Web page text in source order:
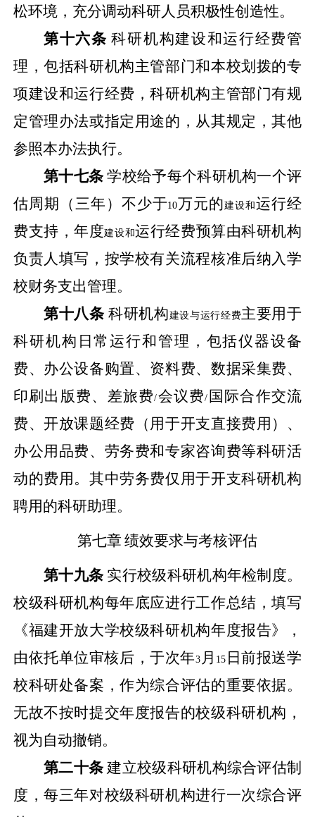
松环境，充分调动科研人员积极性创造性。
第十六条 科研机构建设和运行经费管
理，包括科研机构主管部门和本校划拨的专
项建设和运行经费，科研机构主管部门有规
定管理办法或指定用途的，从其规定，其他
参照本办法执行。
第十七条 学校给予每个科研机构一个评
估周期（三年）不少于10万元的建设和运行经
费支持，年度建设和运行经费预算由科研机构
负责人填写，按学校有关流程核准后纳入学
校财务支出管理。
第十八条 科研机构建设与运行经费主要用于
科研机构日常运行和管理，包括仪器设备
费、办公设备购置、资料费、数据采集费、
印刷出版费、差旅费/会议费/ 国际合作交流
费、开放课题经费（用于开支直接费用）、
办公用品费、劳务费和专家咨询费等科研活
动的费用。其中劳务费仅用于开支科研机构
聘用的科研助理。
第七章绩效要求与考核评估
第十九条 实行校级科研机构年检制度。
校级科研机构每年底应进行工作总结，填写
《福建开放大学校级科研机构年度报告》，
由依托单位审核后，于次年3月 15 日前报送学
校科研处备案，作为综合评估的重要依据。
无故不按时提交年度报告的校级科研机构，
视为自动撤销。
第二十条 建立校级科研机构综合评估制
度，每三年对校级科研机构进行一次综合评